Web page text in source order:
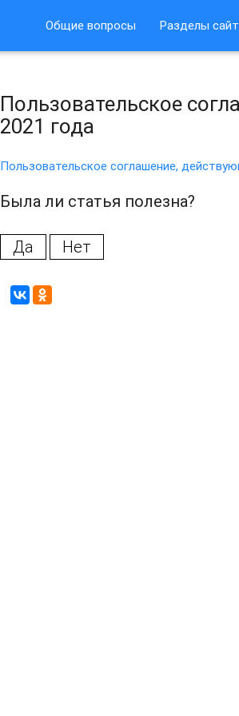
Общие вопросы Разделы
Пользовательское
2021 года
Пользовательское соглашение,
Была ли статья полезна?
Да Нет